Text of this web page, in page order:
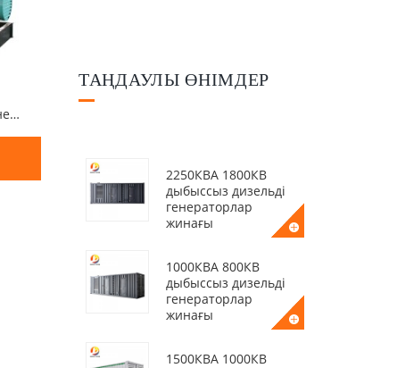
ТАҢДАУЛЫ ӨНІМДЕР
2250КВА 1800КВ
дыбыссыз дизельді
генераторлар
жинағы
1000КВА 800КВ
дыбыссыз дизельді
генераторлар
жинағы
1500КВА 1000КВ
1200КВт 1500КВА Камминс генераторы